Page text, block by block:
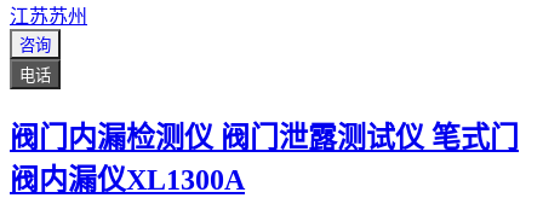
江苏苏州
咨询
电话
阀门内漏检测仪 阀门泄露测试仪 笔式门
阀内漏仪XL1300A